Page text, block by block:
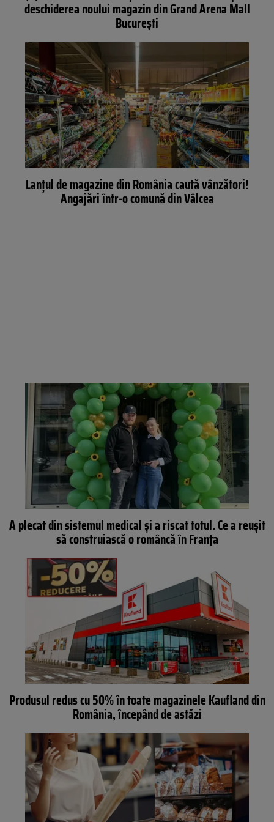
deschiderea noului magazin din Grand Arena Mall
Bucureşti
Lanțul de magazine din România caută vânzători!
Angajări într-o comună din Vâlcea
A plecat din sistemul medical și a riscat totul. Ce a reușit
să construiască o româncă în Franța
Produsul redus cu 50% în toate magazinele Kaufland din
România, începând de astăzi